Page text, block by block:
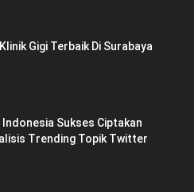
Gigi Terbaik Di Surabaya
Indonesia Sukses Ciptakan
Trending Topik Twitter